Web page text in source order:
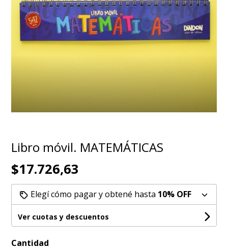
Libro móvil. MATEMÁTICAS
$17.726,63
Elegí cómo pagar y obtené hasta 10% OFF
Ver cuotas y descuentos
Cantidad